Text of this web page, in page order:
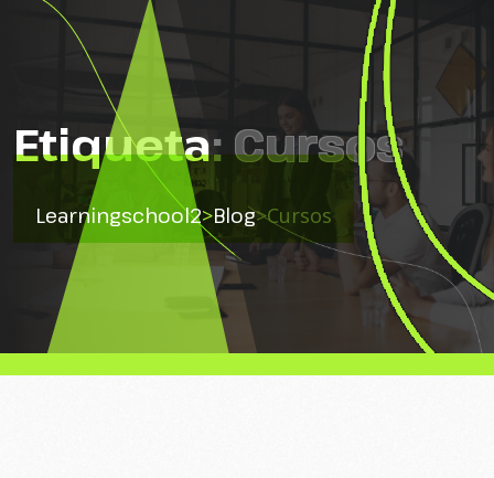
Etiqueta:Cursos
Learningschool2>Blog>Cursos